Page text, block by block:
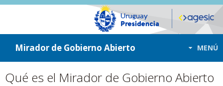
ir a contenido
ir al menú
Mirador de Gobierno Abierto MENÚ
Qué es el Mirador de Gobierno Abierto